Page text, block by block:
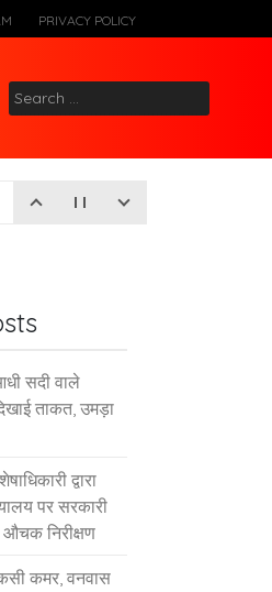
PRIVACY POLICY
Search
for:
सदी वाले
ताकत, उमड़ा
द्वारा
पर सरकारी
निरीक्षण
कमर, वनवास